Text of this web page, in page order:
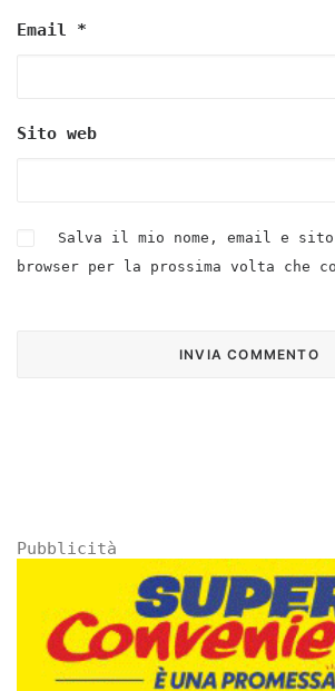
Email *
Sito web
Salva il mio nome, email e sito
browser per la prossima volta che
Pubblicità